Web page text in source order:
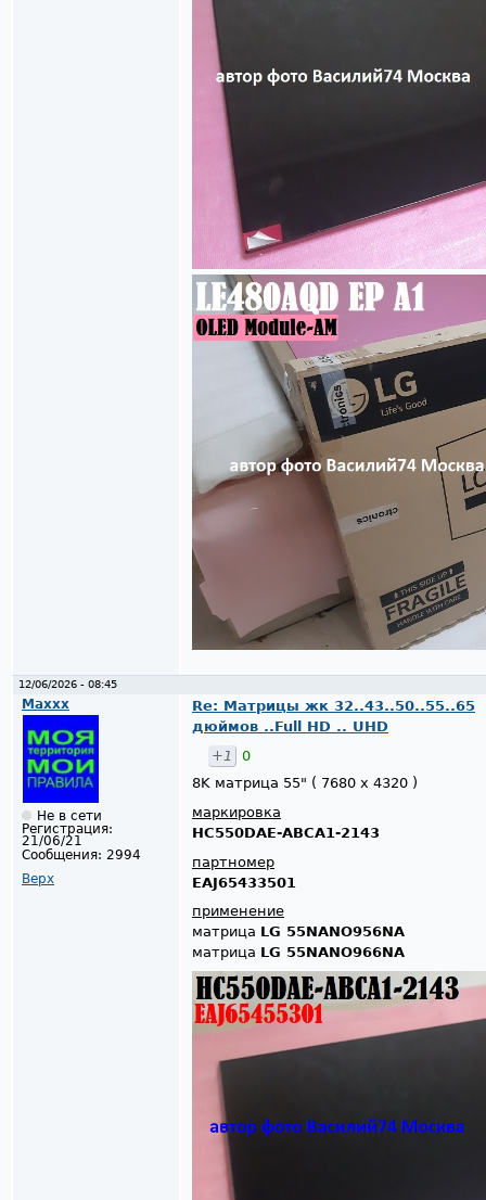
12/06/2026 - 08:45
Maxxx
Не в сети
Регистрация:
21/06/21
Сообщения: 2994
Верх
Re: Матрицы жк 32..43..50..55..65
дюймов ..Full HD .. UHD
+1
0
8K матрица 55" ( 7680 x 4320 )
маркировка
HC550DAE-ABCA1-2143
партномер
EAJ65433501
применение
матрица LG 55NANO956NA
матрица LG 55NANO966NA